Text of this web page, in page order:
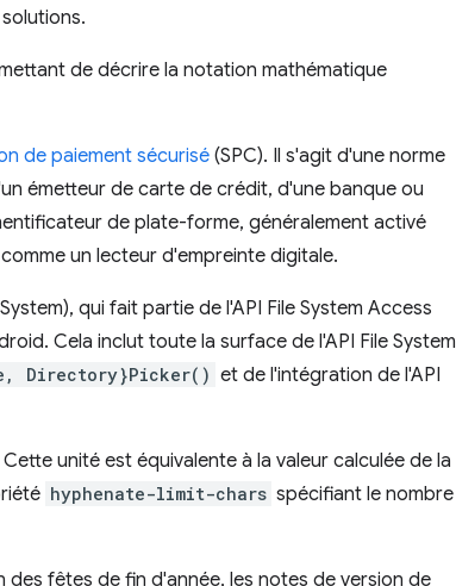
de décrire la notation mathématique
de paiement sécurisé (SPC). Il s'agit d'une norme
émetteur de carte de crédit, d'une banque ou
de plate-forme, généralement activé
un lecteur d'empreinte digitale.
qui fait partie de l'API File System Access
Cela inclut toute la surface de l'API File System
Directory}Picker() et de l'intégration de l'API
Cette unité est équivalente à la valeur calculée de la
hyphenate-limit-chars spécifiant le nombre
fêtes de fin d'année, les notes de version de